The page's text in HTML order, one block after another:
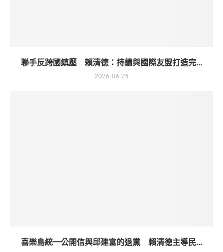
聯手反跨國鎮壓 賴清德：持續與國際友盟打造完...
2026-06-23
喜樂島統一公開信與邱建富的退黨 賴清德主導民...